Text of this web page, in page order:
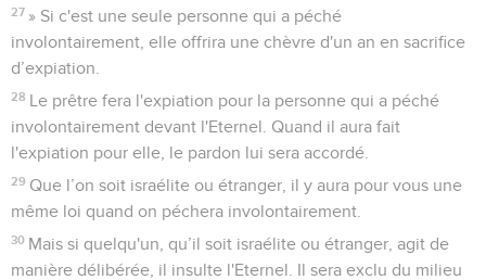
27 » Si c'est une seule personne qui a péché
involontairement, elle offrira une chèvre d'un an en sacrifice
d’expiation.
28 Le prêtre fera l'expiation pour la personne qui a péché
involontairement devant l'Eternel. Quand il aura fait
l'expiation pour elle, le pardon lui sera accordé.
29 Que l’on soit israélite ou étranger, il y aura pour vous une
même loi quand on péchera involontairement.
30 Mais si quelqu'un, qu’il soit israélite ou étranger, agit de
manière délibérée, il insulte l'Eternel. Il sera exclu du milieu